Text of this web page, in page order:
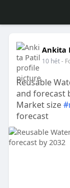
Ankita
10 hét-
Reusable
and forecast
Market size
forecast